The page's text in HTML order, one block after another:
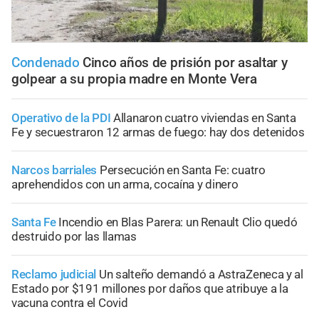
Condenado Cinco años de prisión por asaltar y
golpear a su propia madre en Monte Vera
Operativo de la PDI Allanaron cuatro viviendas en Santa
Fe y secuestraron 12 armas de fuego: hay dos detenidos
Narcos barriales Persecución en Santa Fe: cuatro
aprehendidos con un arma, cocaína y dinero
Santa Fe Incendio en Blas Parera: un Renault Clio quedó
destruido por las llamas
Reclamo judicial Un salteño demandó a AstraZeneca y al
Estado por $191 millones por daños que atribuye a la
vacuna contra el Covid